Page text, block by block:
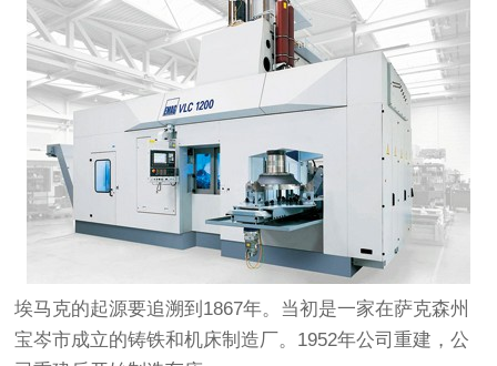
埃马克的起源要追溯到1867年。当初是一家在萨克森州
宝岑市成立的铸铁和机床制造厂。1952年公司重建，公